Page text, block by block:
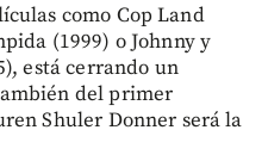
como Cop Land
(1999) o Johnny y
está cerrando un
del primer
Shuler Donner será la